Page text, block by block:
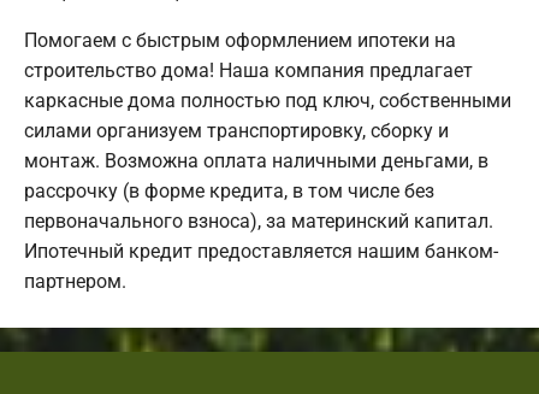
Помогаем с быстрым оформлением ипотеки на
строительство дома! Наша компания предлагает
каркасные дома полностью под ключ, собственными
силами организуем транспортировку, сборку и
монтаж. Возможна оплата наличными деньгами, в
рассрочку (в форме кредита, в том числе без
первоначального взноса), за материнский капитал.
Ипотечный кредит предоставляется нашим банком-
партнером.